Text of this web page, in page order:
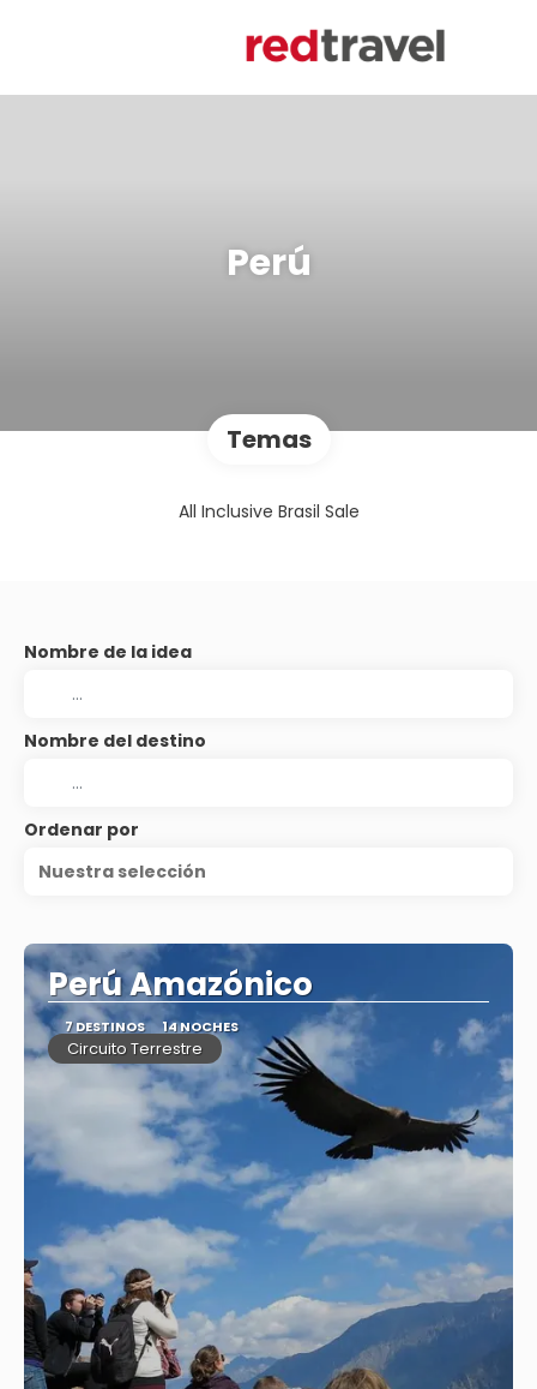
Perú
Temas
All Inclusive Brasil Sale
Nombre de la idea
Nombre del destino
Ordenar por
Nuestra selección
Perú Amazónico
7 DESTINOS 14 NOCHES
Circuito Terrestre